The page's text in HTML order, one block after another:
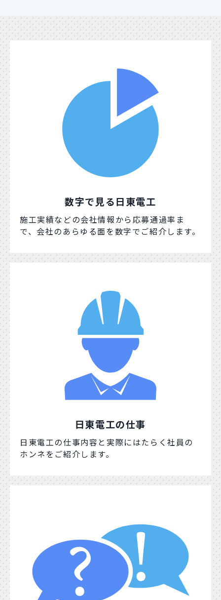
数字で見る日東電工
施工実績などの会社情報から応募通過率ま
で、会社のあらゆる面を数字でご紹介します。
日東電工の仕事
日東電工の仕事内容と実際にはたらく社員の
ホンネをご紹介します。